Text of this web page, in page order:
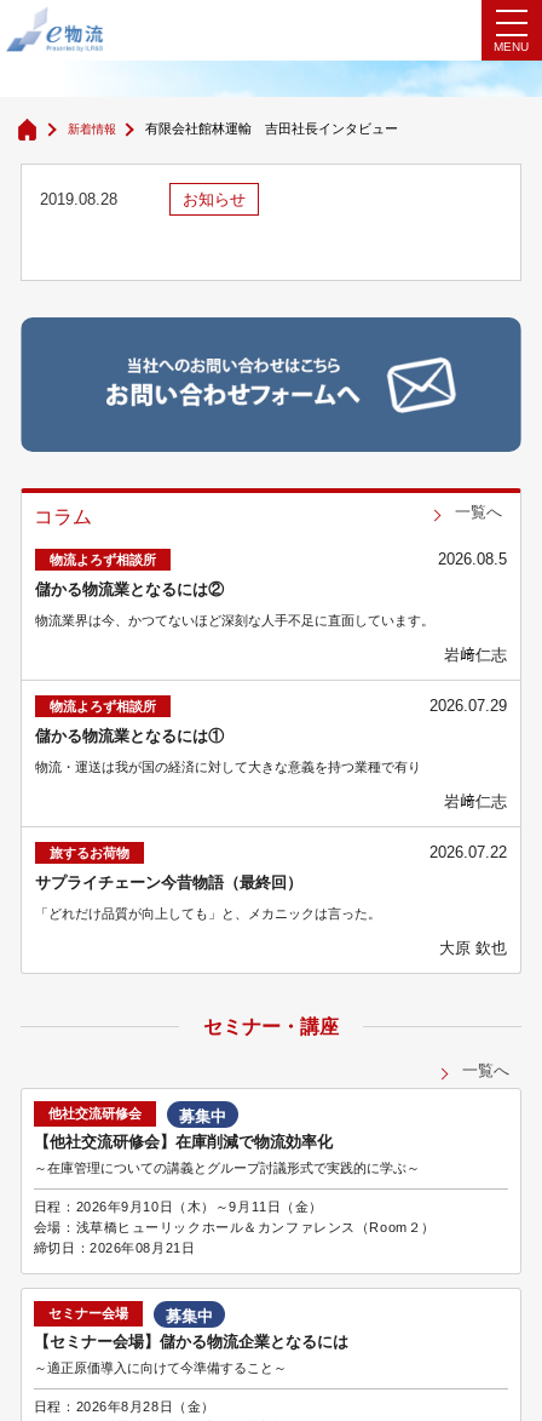
有限会社館林運輸 吉田社長インタビュー
新着情報 有限会社館林運輸 吉田社長インタビュー
2019.08.28 お知らせ
コラム
物流よろず相談所
2026.08.5
儲かる物流業となるには②
物流業界は今、かつてないほど深刻な人手不足に直面しています。
岩﨑仁志
物流よろず相談所
2026.07.29
儲かる物流業となるには①
物流・運送は我が国の経済に対して大きな意義を持つ業種で有り
岩﨑仁志
旅するお荷物
2026.07.22
サプライチェーン今昔物語（最終回）
「どれだけ品質が向上しても」と、メカニックは言った。
大原 欽也
一覧へ
セミナー・講座
一覧へ
他社交流研修会
募集中
【他社交流研修会】在庫削減で物流効率化
～在庫管理についての講義とグループ討議形式で実践的に学ぶ～
日程： 2026年9月10日（木）～9月11日（金）
会場： 浅草橋ヒューリックホール＆カンファレンス（Room２）
締切日：2026年08月21日
セミナー会場
募集中
【セミナー会場】儲かる物流企業となるには
～適正原価導入に向けて今準備すること～
日程： 2026年8月28日（金）